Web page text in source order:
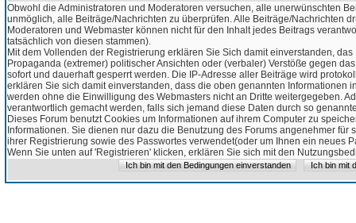
Obwohl die Administratoren und Moderatoren versuchen, alle unerwünschten
unmöglich, alle Beiträge/Nachrichten zu überprüfen. Alle Beiträge/Nachrichten
Moderatoren und Webmaster können nicht für den Inhalt jedes Beitrags
tatsächlich von diesen stammen).
Mit dem Vollenden der Registrierung erklären Sie Sich damit einverstanden,
Propaganda (extremer) politischer Ansichten oder (verbaler) Verstöße gegen
sofort und dauerhaft gesperrt werden. Die IP-Adresse aller Beiträge wird
erklären Sie sich damit einverstanden, dass die oben genannten Informationen
werden ohne die Einwilligung des Webmasters nicht an Dritte weitergegeben.
verantwortlich gemacht werden, falls sich jemand diese Daten durch so
Dieses Forum benutzt Cookies um Informationen auf ihrem Computer zu
Informationen. Sie dienen nur dazu die Benutzung des Forums angenehmer
ihrer Registrierung sowie des Passwortes verwendet(oder um Ihnen ein neues
Wenn Sie unten auf 'Registrieren' klicken, erklären Sie sich mit den